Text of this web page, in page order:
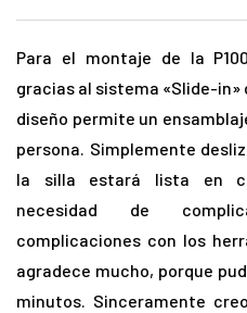
Para el montaje de la
gracias al sistema «Slide-in»
diseño permite un
persona. Simplemente
la silla estará lista en
necesidad de
complicaciones con los
agradece mucho, porque
minutos. Sinceramente